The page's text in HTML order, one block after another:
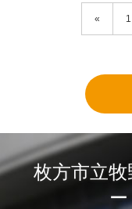
« 1
枚方市立